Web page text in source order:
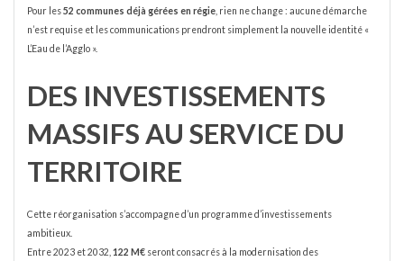
Pour les52 communes déjà gérées en régie , rien ne change : aucune démarche
n’est requise et les communications prendront simplement la nouvelle identité «
L’Eau de l’Agglo ».
DES INVESTISSEMENTS
MASSIFS AU SERVICE DU
TERRITOIRE
Cette réorganisation s’accompagne d’un programme d’investissements
ambitieux.
Entre 2023 et 2032, 122 M€ seront consacrés à la modernisation des